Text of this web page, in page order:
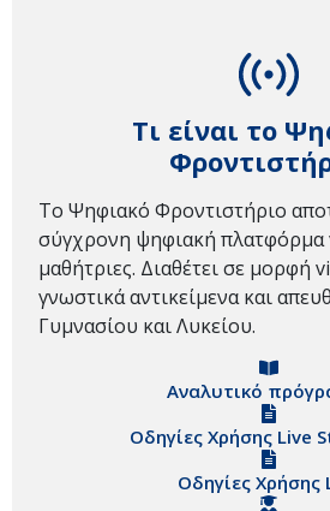
Τι είναι το
Το Ψηφιακό Φροντιστήριο
σύγχρονη ψηφιακή πλατφόρμα
μαθήτριες. Διαθέτει σε μορφή
γνωστικά αντικείμενα και
Γυμνασίου και Λυκείου.
Αναλυτικό
Οδηγίες Χρήσης Live
Οδηγίες Χρήσης